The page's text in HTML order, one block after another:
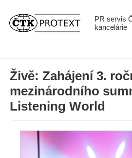
PR servis
kancelárie
Živě: Zahájení 3.
mezinárodního
Listening World